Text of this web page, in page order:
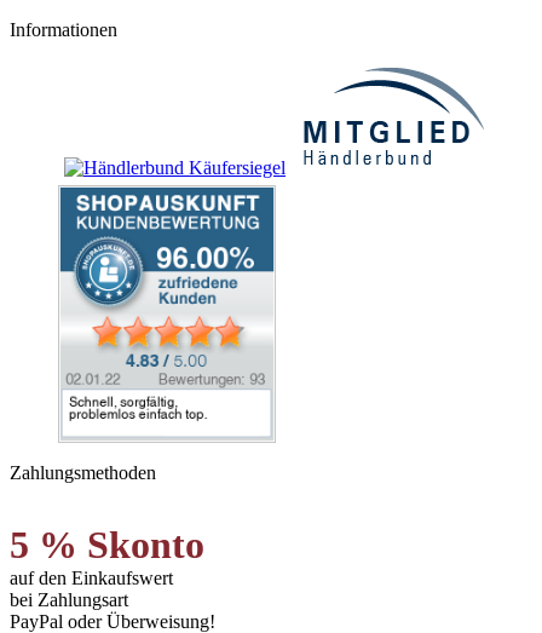
Informationen
Zahlungsmethoden
5 % Skonto
auf den Einkaufswert
bei Zahlungsart
PayPal oder Überweisung!